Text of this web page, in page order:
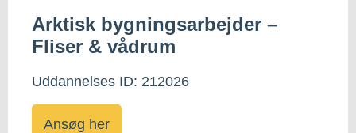
Arktisk bygningsarbejder –
Fliser & vådrum
Uddannelses ID: 212026
Ansøg her